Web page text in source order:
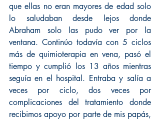
que ellas no eran mayores de edad solo
lo saludaban desde lejos donde
Abraham solo las pudo ver por la
ventana. Continúo todavía con 5 ciclos
más de quimioterapia en vena, pasó el
tiempo y cumplió los 13 años mientras
seguía en el hospital. Entraba y salía a
veces por ciclo, dos veces por
complicaciones del tratamiento donde
recibimos apoyo por parte de mis papás,